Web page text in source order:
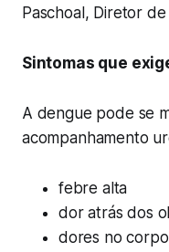
Paschoal, Diretor
Sintomas que
A dengue pode se
acompanhamento
febre alta
dor atrás dos
dores no